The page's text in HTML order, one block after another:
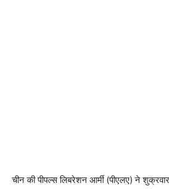
चीन की पीपल्स लिबरेशन आर्मी (पीएलए) ने